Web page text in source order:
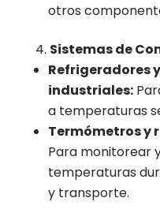
otros
Sistemas de
Refrigeradores
industriales:
a temperaturas
Termómetros y
Para monitorear
temperaturas
y transporte.